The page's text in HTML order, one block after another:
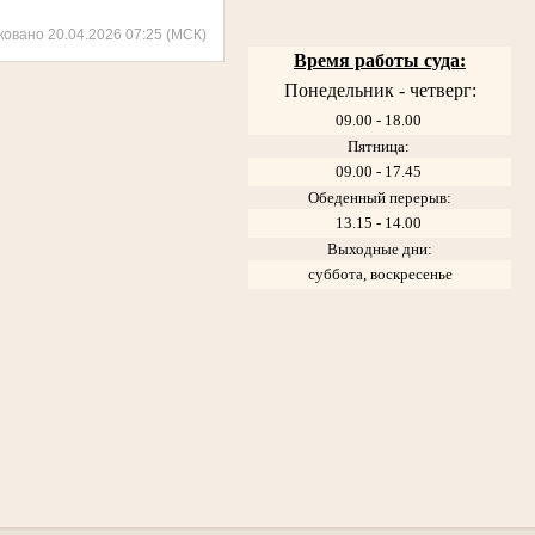
Время работы суда:
Понедельник - четверг:
09.00 - 18.00
Пятница:
09.00 - 17.45
Обеденный перерыв:
13.15 - 14.00
Выходные дни:
суббота, воскресенье
20.04.2026 07:25 (МСК)